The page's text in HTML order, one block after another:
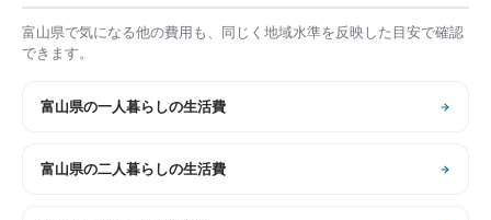
富山県で気になる他の費用も、同じく地域水準を反映した目安で確認
できます。
富山県の一人暮らしの生活費
富山県の二人暮らしの生活費